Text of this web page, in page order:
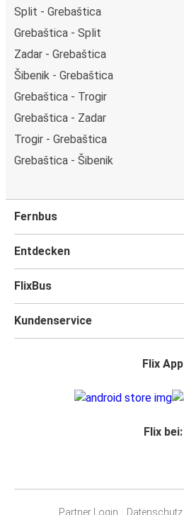
Split - Grebaštica
Grebaštica - Split
Zadar - Grebaštica
Šibenik - Grebaštica
Grebaštica - Trogir
Grebaštica - Zadar
Trogir - Grebaštica
Grebaštica - Šibenik
Fernbus
Entdecken
FlixBus
Kundenservice
Flix App
Flix bei:
Partner Login Datenschutz